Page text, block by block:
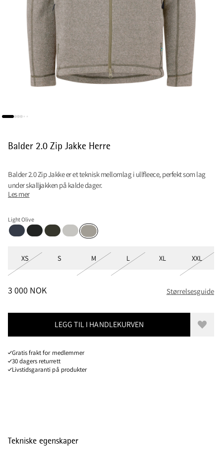
Balder 2.0 Zip Jakke Herre
Balder 2.0 Zip Jakke er et teknisk mellomlag i ullfleece, perfekt som lag
under skalljakken på kalde dager.
Les mer
Light Olive
Storm Blue
CharcoalRosin Green
Dark Moon
Light Olive
Størrelser
XS S M L XL XXL
PRIS: 3 000 NOK, REDUSERT FRA 3 000 NOK
3 000 NOK Størrelsesguide
LEGG TIL I HANDLEKURVEN Legg
Gratis frakt for medlemmer
30 dagers returrett
Livstidsgaranti på produkter
Tekniske egenskaper